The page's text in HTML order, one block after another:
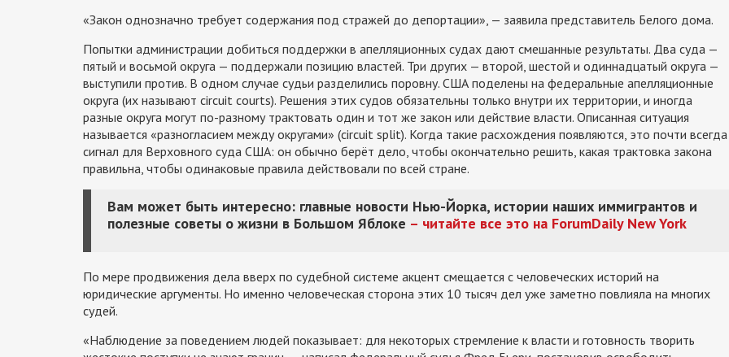
«Закон однозначно требует содержания под стражей до депортации», — заявила представитель Белого дома.
Попытки администрации добиться поддержки в апелляционных судах дают смешанные результаты. Два суда —
пятый и восьмой округа — поддержали позицию властей. Три других — второй, шестой и одиннадцатый округа —
выступили против. В одном случае судьи разделились поровну. США поделены на федеральные апелляционные
округа (их называют circuit courts). Решения этих судов обязательны только внутри их территории, и иногда
разные округа могут по-разному трактовать один и тот же закон или действие власти. Описанная ситуация
называется «разногласием между округами» (circuit split). Когда такие расхождения появляются, это почти всегда
сигнал для Верховного суда США: он обычно берёт дело, чтобы окончательно решить, какая трактовка закона
правильна, чтобы одинаковые правила действовали по всей стране.
Вам может быть интересно: главные новости Нью-Йорка, истории наших иммигрантов и
полезные советы о жизни в Большом Яблоке – читайте все это на ForumDaily New York
По мере продвижения дела вверх по судебной системе акцент смещается с человеческих историй на
юридические аргументы. Но именно человеческая сторона этих 10 тысяч дел уже заметно повлияла на многих
судей.
«Наблюдение за поведением людей показывает: для некоторых стремление к власти и готовность творить